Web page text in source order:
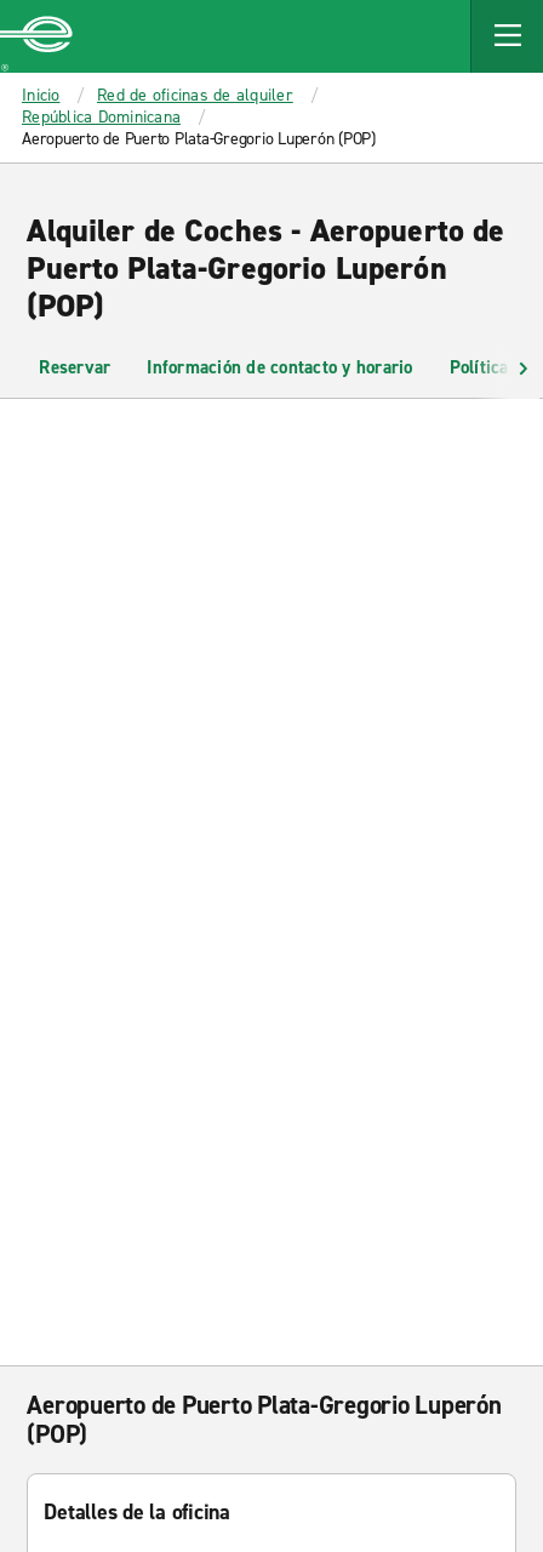
MAIN
CONTENT
Enterprise
Inicio
Red de oficinas de alquiler
República Dominicana
Aeropuerto de Puerto Plata-Gregorio Luperón (POP)
Alquiler de Coches - Aeropuerto de
Puerto Plata-Gregorio Luperón
(POP)
Reservar Información de contacto y horario Políticas
Aeropuerto de Puerto Plata-Gregorio Luperón
(POP)
Detalles de la oficina